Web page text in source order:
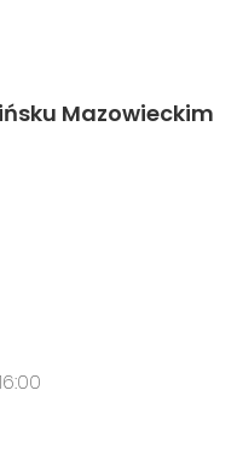
Mazowieckim